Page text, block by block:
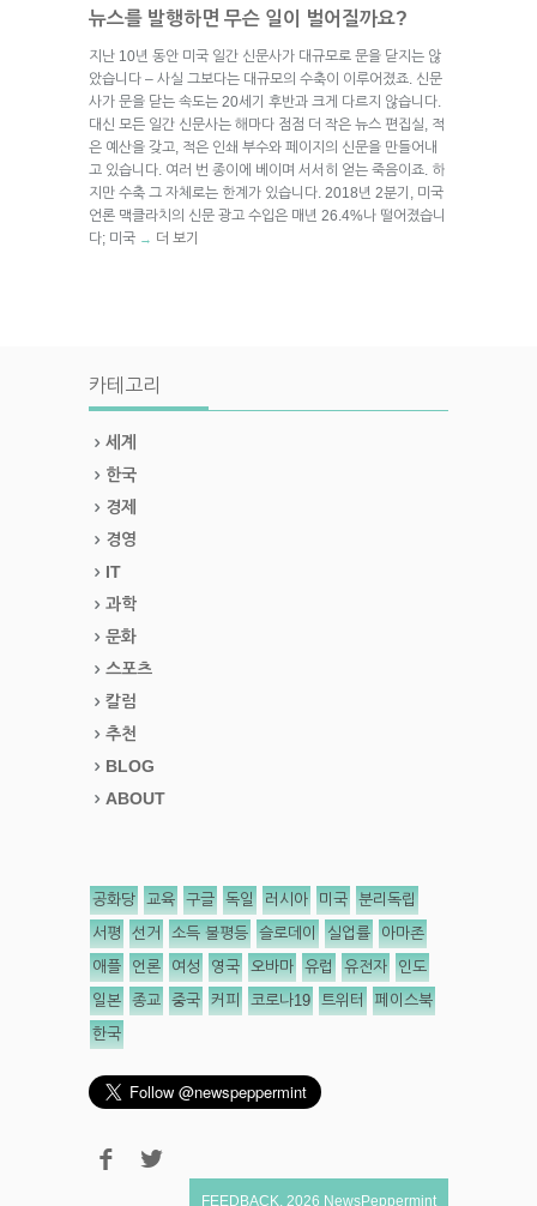
뉴스를 발행하면 무슨 일이 벌어질까요?
지난 10년 동안 미국 일간 신문사가 대규모로 문을 닫지는 않
았습니다 – 사실 그보다는 대규모의 수축이 이루어졌죠. 신문
사가 문을 닫는 속도는 20세기 후반과 크게 다르지 않습니다.
대신 모든 일간 신문사는 해마다 점점 더 작은 뉴스 편집실, 적
은 예산을 갖고, 적은 인쇄 부수와 페이지의 신문을 만들어내
고 있습니다. 여러 번 종이에 베이며 서서히 얻는 죽음이죠. 하
지만 수축 그 자체로는 한계가 있습니다. 2018년 2분기, 미국
언론 맥클라치의 신문 광고 수입은 매년 26.4%나 떨어졌습니
다; 미국 → 더 보기
카테고리
세계
한국
경제
경영
IT
과학
문화
스포츠
칼럼
추천
BLOG
ABOUT
공화당 교육 구글 독일 러시아 미국 분리독립
서평 선거 소득 불평등 슬로데이 실업률 아마존
애플 언론 여성 영국 오바마 유럽 유전자 인도
일본 종교 중국 커피 코로나19 트위터 페이스북
한국
FEEDBACK 2026 NewsPeppermint